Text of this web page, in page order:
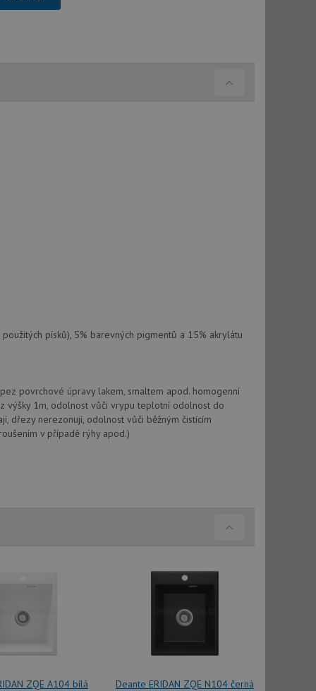
písků), 5% barevných pigmentů a 15% akrylátu
povrchové úpravy lakem, smaltem apod. homogenní
výšky 1m, odolnost vůči vrypu teplotní odolnost do
dřezy nerezonují, odolnost vůči běžným čistícím
v případě rýhy apod.)
ZQE A104 bílá Deante ERIDAN ZQE N104 černá
náhodně
Zaznamenává
Doubleclick a
používá
koncový uživatel
používá
koncový uživatel
vložená do
používá novou